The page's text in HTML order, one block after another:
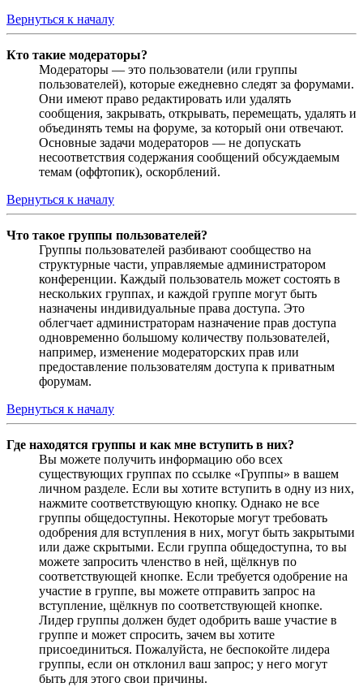
Вернуться к началу
Кто такие модераторы?
Модераторы — это пользователи (или группы
пользователей), которые ежедневно следят за форумами.
Они имеют право редактировать или удалять
сообщения, закрывать, открывать, перемещать, удалять и
объединять темы на форуме, за который они отвечают.
Основные задачи модераторов — не допускать
несоответствия содержания сообщений обсуждаемым
темам (оффтопик), оскорблений.
Вернуться к началу
Что такое группы пользователей?
Группы пользователей разбивают сообщество на
структурные части, управляемые администратором
конференции. Каждый пользователь может состоять в
нескольких группах, и каждой группе могут быть
назначены индивидуальные права доступа. Это
облегчает администраторам назначение прав доступа
одновременно большому количеству пользователей,
например, изменение модераторских прав или
предоставление пользователям доступа к приватным
форумам.
Вернуться к началу
Где находятся группы и как мне вступить в них?
Вы можете получить информацию обо всех
существующих группах по ссылке «Группы» в вашем
личном разделе. Если вы хотите вступить в одну из них,
нажмите соответствующую кнопку. Однако не все
группы общедоступны. Некоторые могут требовать
одобрения для вступления в них, могут быть закрытыми
или даже скрытыми. Если группа общедоступна, то вы
можете запросить членство в ней, щёлкнув по
соответствующей кнопке. Если требуется одобрение на
участие в группе, вы можете отправить запрос на
вступление, щёлкнув по соответствующей кнопке.
Лидер группы должен будет одобрить ваше участие в
группе и может спросить, зачем вы хотите
присоединиться. Пожалуйста, не беспокойте лидера
группы, если он отклонил ваш запрос; у него могут
быть для этого свои причины.